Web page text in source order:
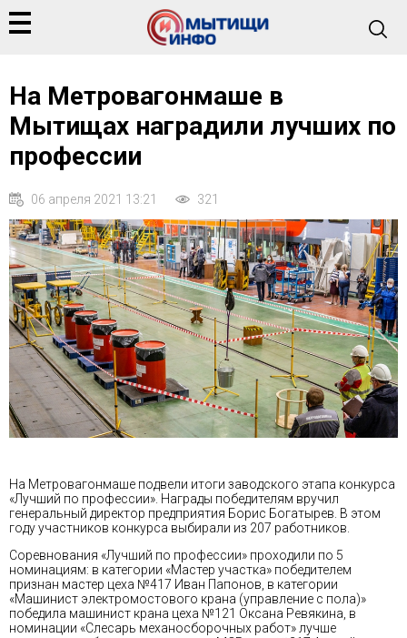
На Метровагонмаше в
Мытищах наградили лучших по
профессии
06 апреля 2021 13:21 321
На Метровагонмаше подвели итоги заводского этапа конкурса
«Лучший по профессии». Награды победителям вручил
генеральный директор предприятия Борис Богатырев. В этом
году участников конкурса выбирали из 207 работников.
Соревнования «Лучший по профессии» проходили по 5
номинациям: в категории «Мастер участка» победителем
признан мастер цеха №417 Иван Папонов, в категории
«Машинист электромостового крана (управление с пола)»
победила машинист крана цеха №121 Оксана Ревякина, в
номинации «Слесарь механосборочных работ» лучше